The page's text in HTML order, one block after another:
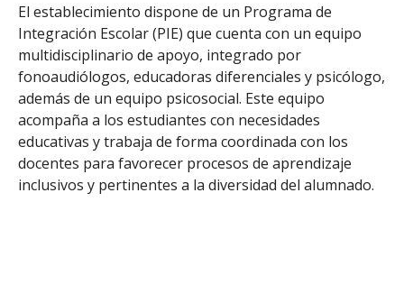
El establecimiento dispone de un Programa de
Integración Escolar (PIE) que cuenta con un equipo
multidisciplinario de apoyo, integrado por
fonoaudiólogos, educadoras diferenciales y psicólogo,
además de un equipo psicosocial. Este equipo
acompaña a los estudiantes con necesidades
educativas y trabaja de forma coordinada con los
docentes para favorecer procesos de aprendizaje
inclusivos y pertinentes a la diversidad del alumnado.